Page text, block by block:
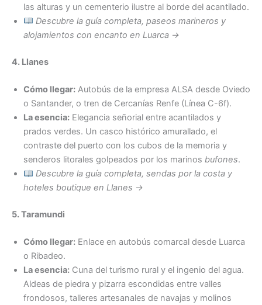
las alturas y un cementerio ilustre al borde del acantilado.
Descubre la guía completa, paseos marineros y
alojamientos con encanto en Luarca →
4. Llanes
Cómo llegar: Autobús de la empresa ALSA desde Oviedo
o Santander, o tren de Cercanías Renfe (Línea C-6f).
La esencia: Elegancia señorial entre acantilados y
prados verdes. Un casco histórico amurallado, el
contraste del puerto con los cubos de la memoria y
senderos litorales golpeados por los marinos bufones.
Descubre la guía completa, sendas por la costa y
hoteles boutique en Llanes →
5. Taramundi
Cómo llegar: Enlace en autobús comarcal desde Luarca
o Ribadeo.
La esencia: Cuna del turismo rural y el ingenio del agua.
Aldeas de piedra y pizarra escondidas entre valles
frondosos, talleres artesanales de navajas y molinos